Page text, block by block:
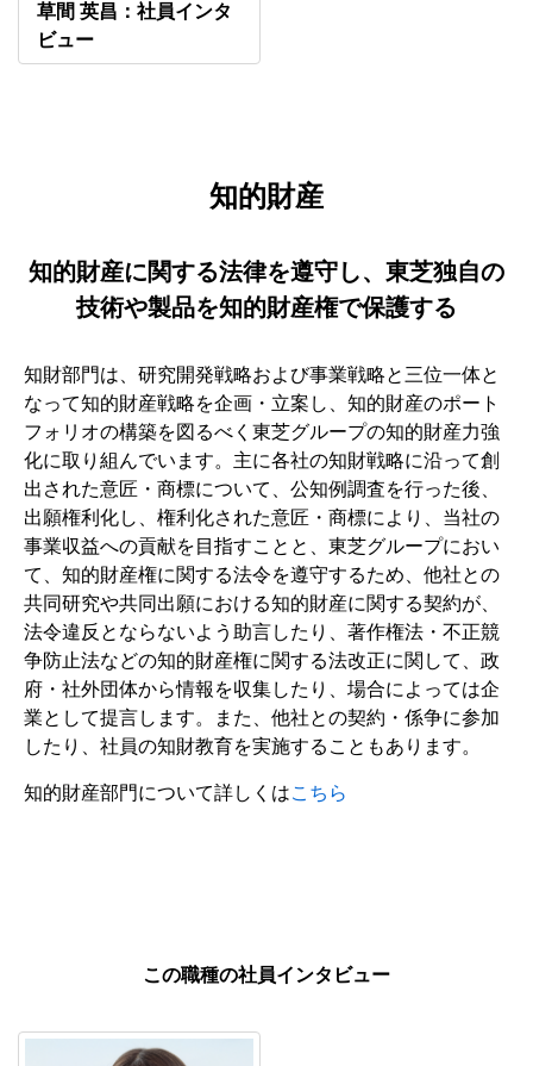
草間 英昌：社員インタ
ビュー
知的財産
知的財産に関する法律を遵守し、東芝独自の
技術や製品を知的財産権で保護する
知財部門は、研究開発戦略および事業戦略と三位一体と
なって知的財産戦略を企画・立案し、知的財産のポート
フォリオの構築を図るべく東芝グループの知的財産力強
化に取り組んでいます。主に各社の知財戦略に沿って創
出された意匠・商標について、公知例調査を行った後、
出願権利化し、権利化された意匠・商標により、当社の
事業収益への貢献を目指すことと、東芝グループにおい
て、知的財産権に関する法令を遵守するため、他社との
共同研究や共同出願における知的財産に関する契約が、
法令違反とならないよう助言したり、著作権法・不正競
争防止法などの知的財産権に関する法改正に関して、政
府・社外団体から情報を収集したり、場合によっては企
業として提言します。また、他社との契約・係争に参加
したり、社員の知財教育を実施することもあります。
知的財産部門について詳しくはこちら
この職種の社員インタビュー